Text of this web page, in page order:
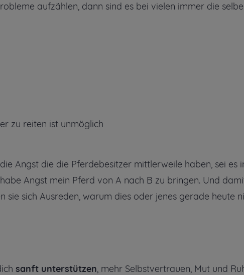
aufzählen, dann sind es bei vielen immer die
zu reiten ist unmöglich
Angst die die Pferdebesitzer mittlerweile haben, sei es
Angst mein Pferd von A nach B zu bringen. Und
sie sich Ausreden, warum dies oder jenes gerade heute
sanft unterstützen, mehr Selbstvertrauen, Mut und